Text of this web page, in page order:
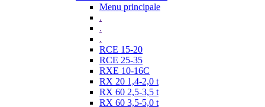
Menu principale
.
.
.
RCE 15-20
RCE 25-35
RXE 10-16C
RX 20 1,4-2,0 t
RX 60 2,5-3,5 t
RX 60 3,5-5,0 t